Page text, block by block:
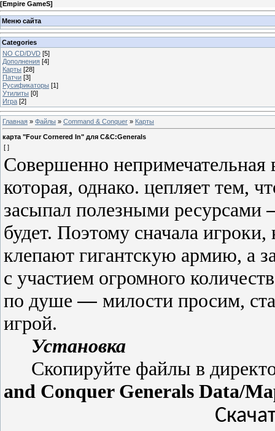
[Empire GameS]
Меню сайта
Categories
NO CD/DVD [5]
Дополнения [4]
Карты [28]
Патчи [3]
Русификаторы [1]
Утилиты [0]
Игра [2]
Главная » Файлы » Command & Conquer » Карты
карта "Four Cornered In" для C&C:Generals
[ ]
Совершенно непримечательная
которая, однако. цепляет тем,
засыпал полезными ресурсами
будет. Поэтому сначала
клепают гигантскую армию, а
с участием огромного
по душе — милости просим,
игрой.
Установка
Скопируйте файлы в
and Conquer Generals Data/